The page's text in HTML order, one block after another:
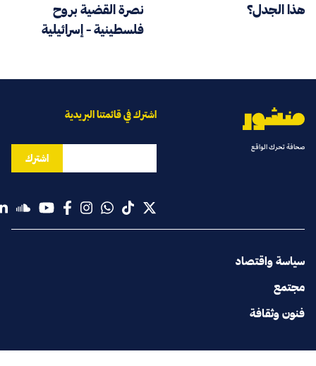
هذا الجدل؟
نصرة القضية بروح
فلسطينية - إسرائيلية
صحافة تحرك الواقع
سياسة واقتصاد
مجتمع
فنون وثقافة
اشترك في قائمتنا البريدية
اشترك